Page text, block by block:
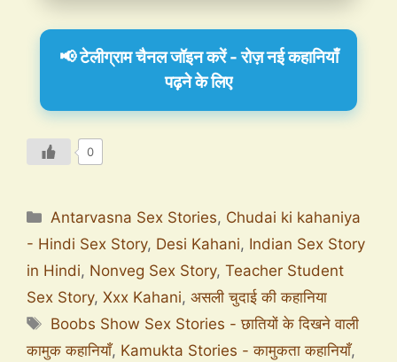
📢 टेलीग्राम चैनल जॉइन करें - रोज़ नई कहानियाँ
पढ़ने के लिए
0
Antarvasna Sex Stories, Chudai ki kahaniya
- Hindi Sex Story, Desi Kahani, Indian Sex Story
in Hindi, Nonveg Sex Story, Teacher Student
Sex Story, Xxx Kahani, असली चुदाई की कहानिया
Boobs Show Sex Stories - छातियों के दिखने वाली
कामुक कहानियाँ, Kamukta Stories - कामुकता कहानियाँ,